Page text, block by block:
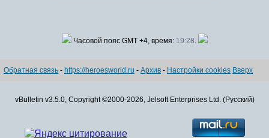
Часовой пояс GMT +4, время: 19:28.
Обратная связь - https://heroesworld.ru - Архив - Настройки cookies Вверх
vBulletin v3.5.0, Copyright ©2000-2026, Jelsoft Enterprises Ltd. (Русский)